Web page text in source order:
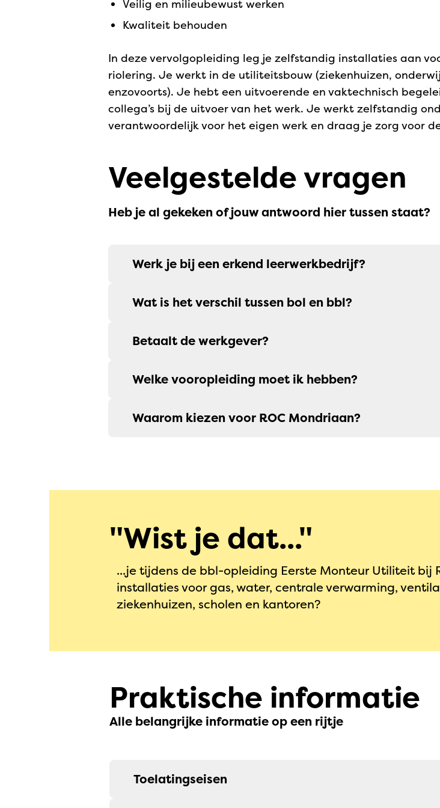
veilig en milieubewust werken
kwaliteit behouden
In deze vervolgopleiding leg je zelfstandig installaties aan
riolering. Je werkt in de utiliteitsbouw (ziekenhuizen,
enzovoorts). Je hebt een uitvoerende en vaktechnisch
collega’s bij de uitvoer van het werk. Je werkt zelfstandig
verantwoordelijk voor het eigen werk en draag je zorg voor
Veelgestelde vragen
Heb je al gekeken of jouw antwoord hier tussen staat?
Werk je bij een erkend leerwerkbedrijf?
Wat is het verschil tussen bol en bbl?
Betaalt de werkgever?
Welke vooropleiding moet ik hebben?
Waarom kiezen voor ROC Mondriaan?
Wist je dat...
...je tijdens de bbl-opleiding Eerste Monteur Utiliteit bij
installaties voor gas, water, centrale verwarming,
ziekenhuizen, scholen en kantoren?
Praktische informatie
Alle belangrijke informatie op een rijtje
Toelatingseisen